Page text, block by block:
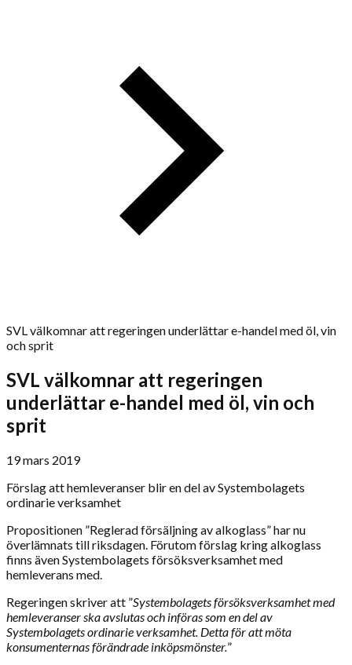
SVL välkomnar att regeringen underlättar e-handel med öl, vin
och sprit
SVL välkomnar att regeringen
underlättar e-handel med öl, vin och
sprit
19 mars 2019
Förslag att hemleveranser blir en del av Systembolagets
ordinarie verksamhet
Propositionen ”Reglerad försäljning av alkoglass” har nu
överlämnats till riksdagen. Förutom förslag kring alkoglass
finns även Systembolagets försöksverksamhet med
hemleverans med.
Regeringen skriver att ”Systembolagets försöksverksamhet med
hemleveranser ska avslutas och införas som en del av
Systembolagets ordinarie verksamhet. Detta för att möta
konsumenternas förändrade inköpsmönster.”